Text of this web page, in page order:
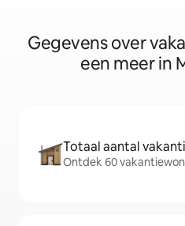
Gegevens over
een meer in
Totaal aantal
Ontdek 60